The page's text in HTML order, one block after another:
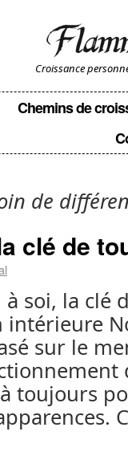
Croissance
Chemins de
de
clé de
à soi, la clé
intérieure
sur le
toujours